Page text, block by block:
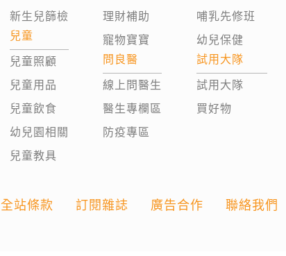
新生兒篩檢
兒童
兒童照顧
兒童用品
兒童飲食
幼兒園相關
兒童教具
理財補助
寵物寶寶
問良醫
線上問醫生
醫生專欄區
防疫專區
哺乳先修班
幼兒保健
試用大隊
試用大隊
買好物
全站條款 訂閱雜誌 廣告合作 聯絡我們